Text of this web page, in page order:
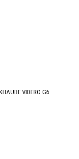
VIDERO G6